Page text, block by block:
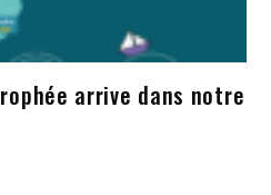
arrive dans notre